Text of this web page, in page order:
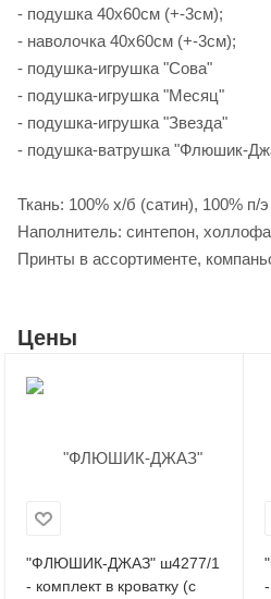
- подушка 40х60см (+-3см);
- наволочка 40х60см (+-3см);
- подушка-игрушка "Сова"
- подушка-игрушка "Месяц"
- подушка-игрушка "Звезда"
- подушка-ватрушка "Флюшик-
Ткань: 100% х/б (сатин), 100% п/э
Наполнитель: синтепон,
Принты в ассортименте,
Цены
"ФЛЮШИК-ДЖАЗ" ш4277/1
- комплект в кроватку (с